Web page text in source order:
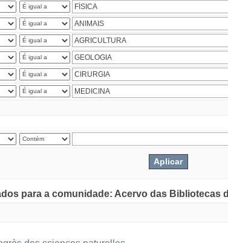
para a comunidade: Acervo das Bibliotecas